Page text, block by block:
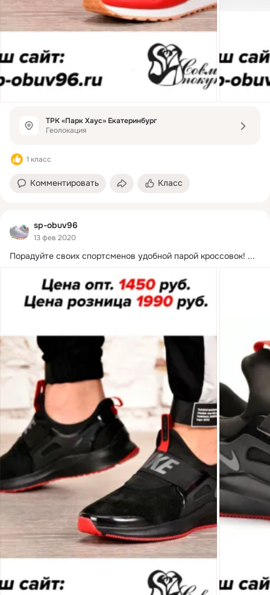
ТРК «Парк Хаус» Екатеринбург
Геолокация
1 класс
Комментировать Класс
sp-obuv96
13 фев 2020
Порадуйте своих спортсменов удобной парой кроссовок! ...